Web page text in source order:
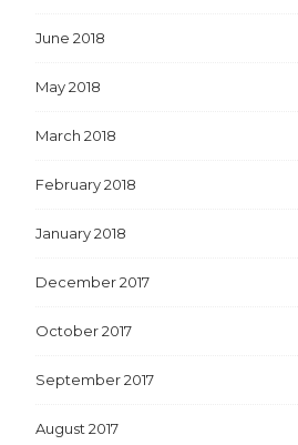
June 2018
May 2018
March 2018
February 2018
January 2018
December 2017
October 2017
September 2017
August 2017